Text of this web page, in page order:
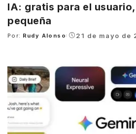
IA: gratis para el
pequeña
Posted
Por: Rudy Alonso 21 de mayo de